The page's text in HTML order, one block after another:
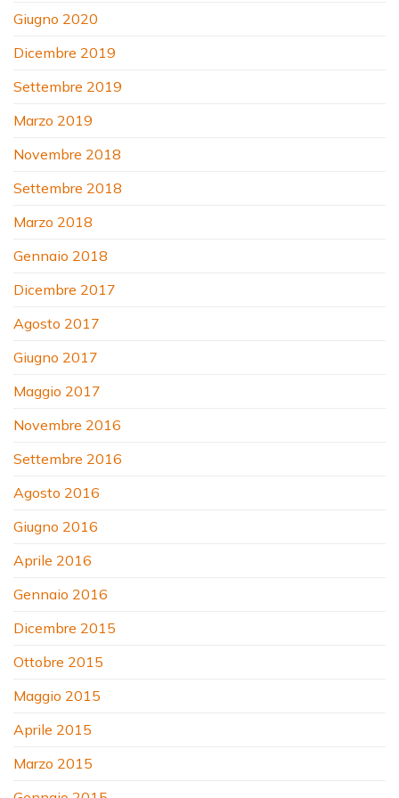
Giugno 2020
Dicembre 2019
Settembre 2019
Marzo 2019
Novembre 2018
Settembre 2018
Marzo 2018
Gennaio 2018
Dicembre 2017
Agosto 2017
Giugno 2017
Maggio 2017
Novembre 2016
Settembre 2016
Agosto 2016
Giugno 2016
Aprile 2016
Gennaio 2016
Dicembre 2015
Ottobre 2015
Maggio 2015
Aprile 2015
Marzo 2015